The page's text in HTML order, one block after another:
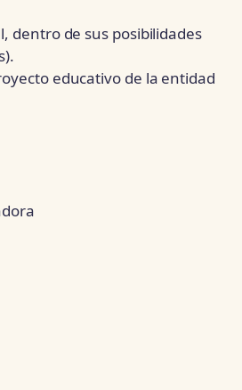
dentro de sus posibilidades
educativo de la entidad